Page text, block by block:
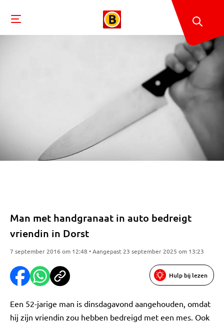
Man met handgranaat in auto bedreigt
vriendin in Dorst
7 september 2016 om 12:48 • Aangepast 23 september 2025 om 13:23
Hulp bij lezen
Een 52-jarige man is dinsdagavond aangehouden, omdat
hij zijn vriendin zou hebben bedreigd met een mes. Ook